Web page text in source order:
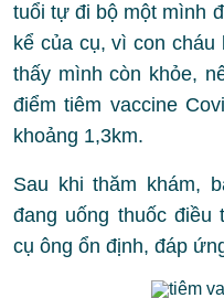
tuổi tự đi bộ một mình
kể của cụ, vì con
thấy mình còn khỏe,
điểm tiêm vaccine
khoảng 1,3km.
Sau khi thăm khám,
đang uống thuốc
cụ ông ổn định, đáp